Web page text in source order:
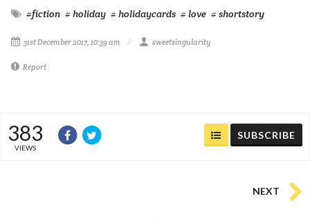
#fiction # holiday # holidaycards # love # shortstory
31st December 2017, 10:39 am sweetsingularity
Report
383
VIEWS
SUBSCRIBE
NEXT